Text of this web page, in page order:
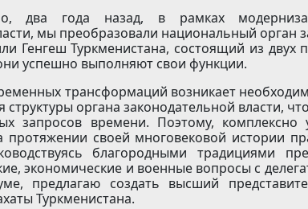
два года назад, в рамках
мы преобразовали национальный орган
Генгеш Туркменистана, состоящий из двух
успешно выполняют свои функции.
трансформаций возникает
структуры органа законодательной власти,
запросов времени. Поэтому, комплексно
своей многовековой истории
благородными традициями
экономические и военные вопросы с
предлагаю создать высший
Туркменистана.